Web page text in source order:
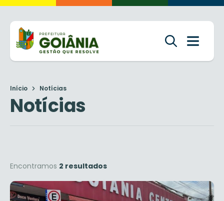
Início Notícias
Notícias
Encontramos 2 resultados